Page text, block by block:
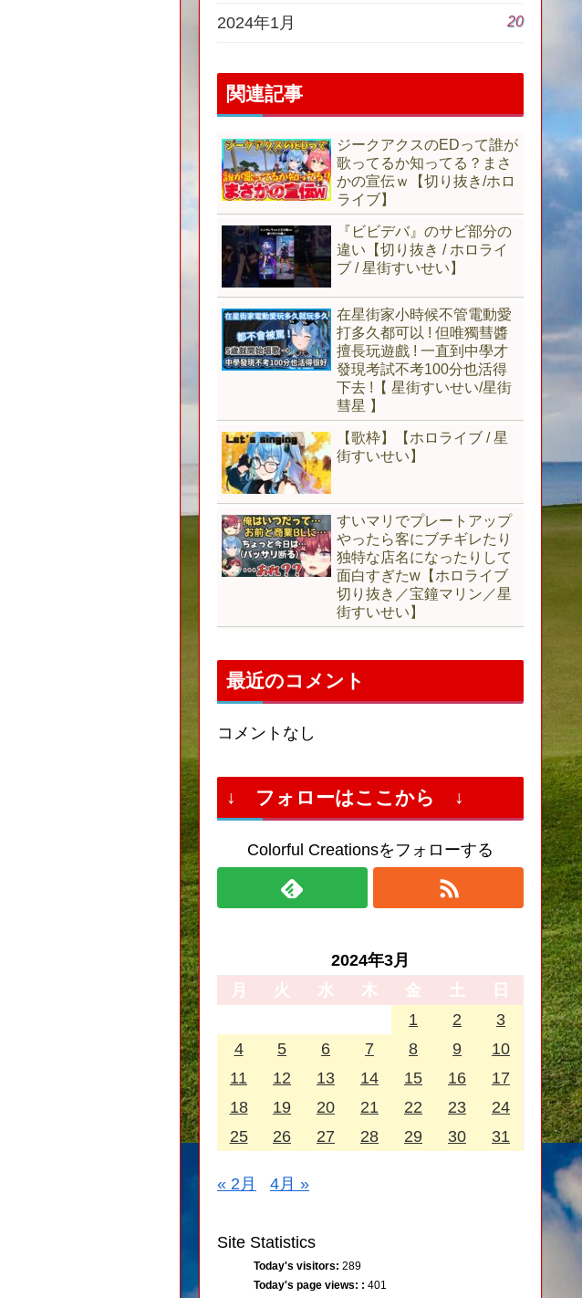
2024年1月 20
関連記事
ジークアクスのEDって誰が
歌ってるか知ってる？まさ
かの宣伝ｗ【切り抜き/ホロ
ライブ】
『ビビデバ』のサビ部分の
違い【切り抜き / ホロライ
ブ / 星街すいせい】
在星街家小時候不管電動愛
打多久都可以 ! 但唯獨彗醬
擅長玩遊戲 ! 一直到中學才
發現考試不考100分也活得
下去 !【 星街すいせい/星街
彗星 】
【歌枠】【ホロライブ / 星
街すいせい】
すいマリでプレートアップ
やったら客にブチギレたり
独特な店名になったりして
面白すぎたw【ホロライブ
切り抜き／宝鐘マリン／星
街すいせい】
最近のコメント
コメントなし
↓ フォローはここから ↓
Colorful Creationsをフォローする
2024年3月
月
火 水 木 金 土
日
1
2
3
4
5 6 7 8 9
10
11
12 13 14 15 16
17
18
19 20 21 22 23
24
25
26 27 28 29 30 31
« 2月 4月 »
Site Statistics
Today's visitors: 289
Today's page views: : 401